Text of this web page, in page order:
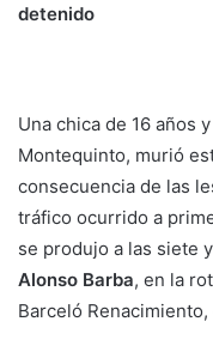
detenido
Una chica de 16 años
Montequinto, murió
consecuencia de las
tráfico ocurrido a
se produjo a las siete
Alonso Barba, en la
Barceló